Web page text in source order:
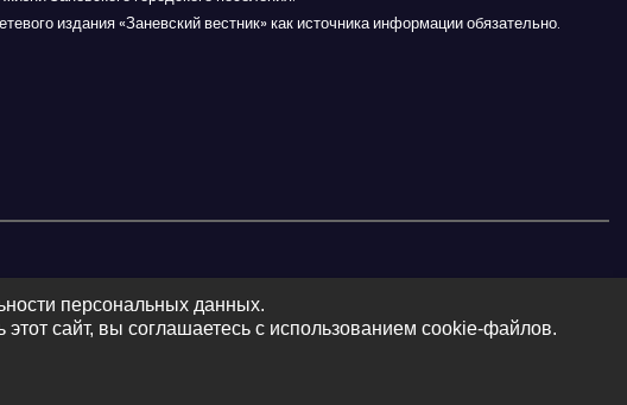
издания «Заневский вестник» как источника информации обязательно.
персональных данных.
сайт, вы соглашаетесь с использованием cookie-файлов.